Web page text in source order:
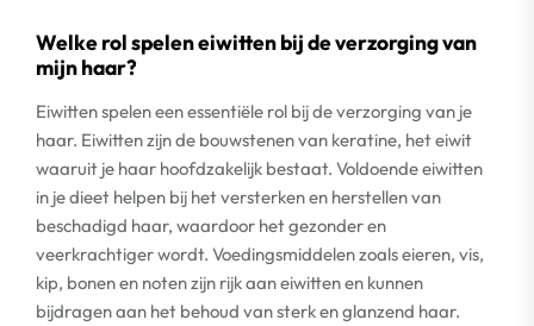
Welke rol spelen eiwitten bij de verzorging van
mijn haar?
Eiwitten spelen een essentiële rol bij de verzorging van je
haar. Eiwitten zijn de bouwstenen van keratine, het eiwit
waaruit je haar hoofdzakelijk bestaat. Voldoende eiwitten
in je dieet helpen bij het versterken en herstellen van
beschadigd haar, waardoor het gezonder en
veerkrachtiger wordt. Voedingsmiddelen zoals eieren, vis,
kip, bonen en noten zijn rijk aan eiwitten en kunnen
bijdragen aan het behoud van sterk en glanzend haar.